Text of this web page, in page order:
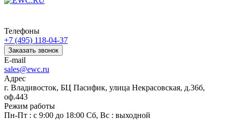
Телефоны
+7 (495) 118-04-37
Заказать звонок
E-mail
sales@ewc.ru
Адрес
г. Владивосток, БЦ Пасифик, улица Некрасовская, д.36б,
оф.443
Режим работы
Пн-Пт : с 9:00 до 18:00 Сб, Вс : выходной